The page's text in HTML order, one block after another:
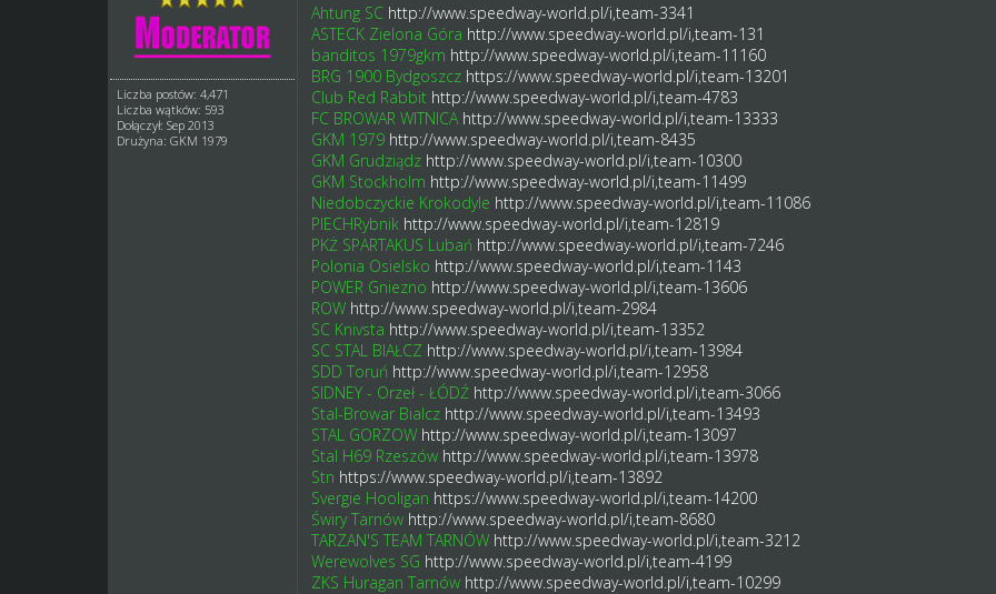
Liczba postów: 4,471
Liczba wątków: 593
Dołączył: Sep 2013
Drużyna: GKM 1979
Ahtung SC http://www.speedway-world.pl/i,team-3341
ASTECK Zielona Góra http://www.speedway-world.pl/i,team-131
banditos 1979gkm http://www.speedway-world.pl/i,team-11160
BRG 1900 Bydgoszcz https://www.speedway-world.pl/i,team-13201
Club Red Rabbit http://www.speedway-world.pl/i,team-4783
FC BROWAR WITNICA http://www.speedway-world.pl/i,team-13333
GKM 1979 http://www.speedway-world.pl/i,team-8435
GKM Grudziądz http://www.speedway-world.pl/i,team-10300
GKM Stockholm http://www.speedway-world.pl/i,team-11499
Niedobczyckie Krokodyle http://www.speedway-world.pl/i,team-11086
PIECHRybnik http://www.speedway-world.pl/i,team-12819
PKŻ SPARTAKUS Lubań http://www.speedway-world.pl/i,team-7246
Polonia Osielsko http://www.speedway-world.pl/i,team-1143
POWER Gniezno http://www.speedway-world.pl/i,team-13606
ROW http://www.speedway-world.pl/i,team-2984
SC Knivsta http://www.speedway-world.pl/i,team-13352
SC STAL BIAŁCZ http://www.speedway-world.pl/i,team-13984
SDD Toruń http://www.speedway-world.pl/i,team-12958
SIDNEY - Orzeł - ŁÓDŹ http://www.speedway-world.pl/i,team-3066
Stal-Browar Bialcz http://www.speedway-world.pl/i,team-13493
STAL GORZOW http://www.speedway-world.pl/i,team-13097
Stal H69 Rzeszów http://www.speedway-world.pl/i,team-13978
Stn https://www.speedway-world.pl/i,team-13892
Svergie Hooligan https://www.speedway-world.pl/i,team-14200
Świry Tarnów http://www.speedway-world.pl/i,team-8680
TARZAN'S TEAM TARNÓW http://www.speedway-world.pl/i,team-3212
Werewolves SG http://www.speedway-world.pl/i,team-4199
ZKS Huragan Tarnów http://www.speedway-world.pl/i,team-10299